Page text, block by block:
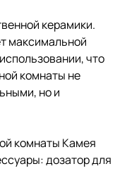
керамики.
максимальной
что
комнаты не
но и
комнаты Камея
дозатор для